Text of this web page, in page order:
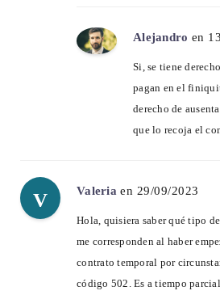
Alejandro en
Si, se tiene
pagan en el
derecho de
que lo recoja el
V Valeria en 29/09/2023
Hola, quisiera saber qué tipo
me corresponden al haber
contrato temporal por
código 502. Es a tiempo